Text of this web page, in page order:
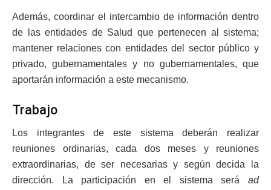
Además, coordinar el intercambio de información dentro
de las entidades de Salud que pertenecen al sistema;
mantener relaciones con entidades del sector público y
privado, gubernamentales y no gubernamentales, que
aportarán información a este mecanismo.
Trabajo
Los integrantes de este sistema deberán realizar
reuniones ordinarias, cada dos meses y reuniones
extraordinarias, de ser necesarias y según decida la
dirección. La participación en el sistema será ad